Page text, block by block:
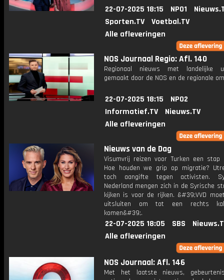
22-07-2025 18:15 NPO1
Sporten.TV
Voetbal.TV
Alle afleveringen
NOS Journaal Regio: Afl. 140
Regionaal nieuws met landelijke
gemaakt door de NOS en de regionale
22-07-2025 18:15
NPO2
Informatief.TV
Nieuws.TV
Alle afleveringen
Nieuws van de Dag
Visumvrij reizen voor Turken een stap
Hoe houden we grip op migratie?
toch aangifte tegen activisten.
Nederland mengen zich in de Syrische
kijken is voor de rijken. &#39;VVD
uitsluiten om tot een rechts
komen&#39;.
22-07-2025 18:05 SBS
Alle afleveringen
NOS Journaal: Afl. 146
Met het laatste nieuws,